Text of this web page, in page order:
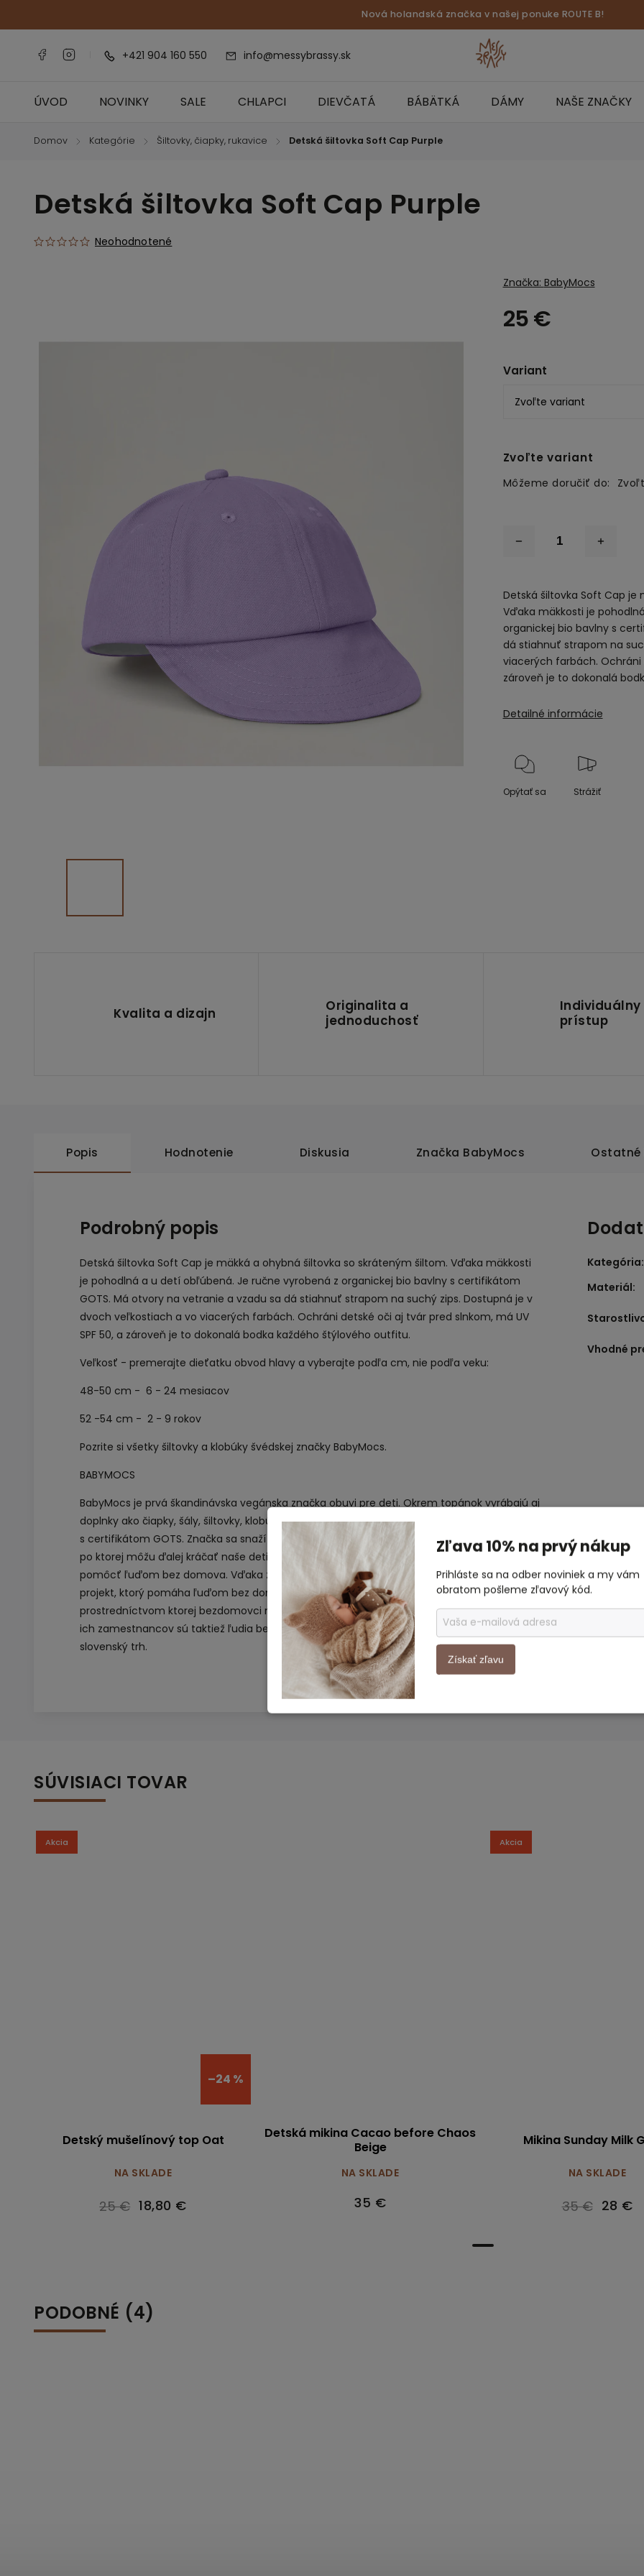
Nová holandská značka v našej ponuke ROUTE B!
+421 904 160 550 info@messybrassy.sk
ÚVOD NOVINKY SALE CHLAPCI DIEVČATÁ BÁBÄTKÁ DÁMY NAŠE ZNAČKY
Domov / Kategórie / Šiltovky, čiapky, rukavice / Detská šiltovka Soft Cap Purple
Detská šiltovka Soft Cap Purple
Neohodnotené
Značka: BabyMocs
25 €
Zvoľte variant
Môžeme doručiť do:
Variant
Detská šiltovka Soft Cap je
Vďaka mäkkosti je
organickej bio bavlny s
dá stiahnuť strapom na
viacerých farbách. Ochráni
zároveň je to dokonalá
Detailné informácie
Opýtať sa Strážiť
Kvalita a dizajn
Originalita a
jednoduchosť
Individuálny
prístup
Popis Hodnotenie Diskusia Značka BabyMocs
Podrobný popis
Detská šiltovka Soft Cap je mäkká a ohybná šiltovka so skráteným šiltom. Vďaka mäkkosti
je pohodlná a u detí obľúbená. Je ručne vyrobená z organickej bio bavlny s certifikátom
GOTS. Má otvory na vetranie a vzadu sa dá stiahnuť strapom na suchý zips. Dostupná je v
dvoch veľkostiach a vo viacerých farbách. Ochráni detské oči aj tvár pred slnkom, má UV
SPF 50, a zároveň je to dokonalá bodka každého štýlového outfitu.
Veľkosť - premerajte dieťatku obvod hlavy a vyberajte podľa cm, nie podľa veku:
48-50 cm - 6 - 24 mesiacov
52 -54 cm - 2 - 9 rokov
Pozrite si všetky šiltovky a klobúky švédskej značky BabyMocs.
BABYMOCS
BabyMocs je prvá škandinávska vegánska značka obuvi pre deti. Okrem topánok vyrábajú aj
doplnky ako čiapky, šály, šiltovky, klobúky a okuliare. Sú vyrobené sú z organickej eko bavlny
s certifikátom GOTS. Značka sa snaží prispievať k vytváraniu lepšej a udržateľnejšej planéty,
po ktorej môžu ďalej kráčať naše deti. Vznikla však s oveľa šľachetnejším zámerom, a to
pomôcť ľuďom bez domova. Vďaka značke BabyMocs dokážu financovať svoj primárny
projekt, ktorý pomáha ľuďom bez domova zaradiť sa naspäť do života. Vyvinuli platformu,
prostredníctvom ktorej bezdomovci môžu získať prácu a opäť sa postaviť na nohy. Väčšina
ich zamestnancov sú taktiež ľudia bez domova. Mám radosť, že ich ako prví prinášame na
slovenský trh.
Kategória:
Materiál:
Vhodné
SÚVISIACI TOVAR
Akcia
–24 %
Detský mušelínový top Oat
NA SKLADE
25 € 18,80 €
Detská mikina Cacao before Chaos
Beige
NA SKLADE
35 €
Akcia
Mikina Sunday Milk
NA SKLADE
35 € 28 €
PODOBNÉ (4)
Zľava 10% na prvý nákup
Prihláste sa na odber noviniek a my vám
obratom pošleme zľavový kód.
Získať zľavu